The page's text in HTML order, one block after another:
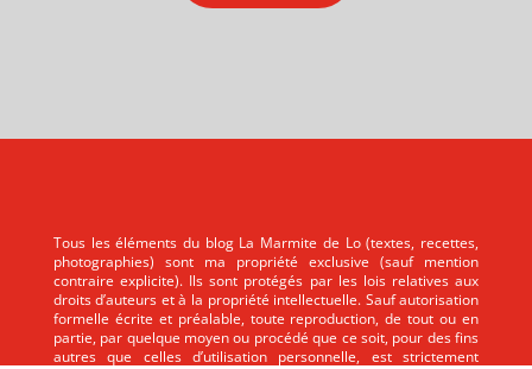
Tous les éléments du blog La Marmite de Lo (textes, recettes,
photographies) sont ma propriété exclusive (sauf mention
contraire explicite). Ils sont protégés par les lois relatives aux
droits d’auteurs et à la propriété intellectuelle. Sauf autorisation
formelle écrite et préalable, toute reproduction, de tout ou en
partie, par quelque moyen ou procédé que ce soit, pour des fins
autres que celles d’utilisation personnelle, est strictement